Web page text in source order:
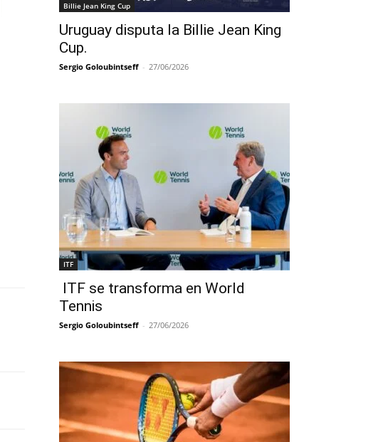
Billie Jean King Cup
Uruguay disputa la Billie Jean King
Cup.
Sergio Goloubintseff - 27/06/2026
ITF
ITF se transforma en World
Tennis
Sergio Goloubintseff - 27/06/2026